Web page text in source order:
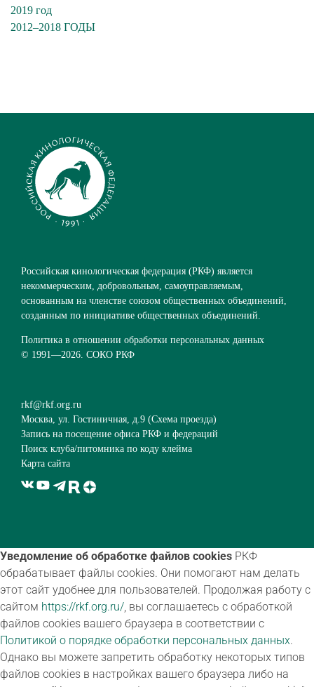
2019 год
2012–2018 ГОДЫ
Российская кинологическая федерация (РКФ) является
некоммерческим, добровольным, самоуправляемым,
основанным на членстве союзом общественных объединений,
созданным по инициативе общественных объединений.
Политика в отношении обработки персональных данных
© 1991—2026. СОКО РКФ
rkf@rkf.org.ru
Москва, ул. Гостиничная, д.9 (Схема проезда)
Запись на посещение офиса РКФ и федераций
Поиск клуба/питомника по коду клейма
Карта сайта
Уведомление об обработке файлов cookies РКФ
обрабатывает файлы cookies. Они помогают нам делать
этот сайт удобнее для пользователей. Продолжая работу с
сайтом https://rkf.org.ru/, вы соглашаетесь с обработкой
файлов cookies вашего браузера в соответствии с
Политикой о порядке обработки персональных данных.
Однако вы можете запретить обработку некоторых типов
файлов cookies в настройках вашего браузера либо на